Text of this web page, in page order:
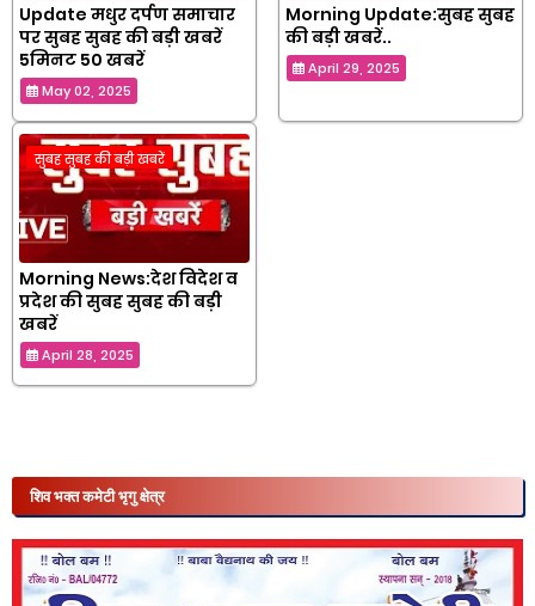
Update मधुर दर्पण समाचार
पर सुबह सुबह की बड़ी खबरें
5मिनट 50 खबरें
May 02, 2025
Morning Update:सुबह सुबह
की बड़ी खबरें..
April 29, 2025
सुबह सुबह की बड़ी खबरें
Morning News:देश विदेश व
प्रदेश की सुबह सुबह की बड़ी
खबरें
April 28, 2025
शिव भक्त कमेटी भृगु क्षेत्र